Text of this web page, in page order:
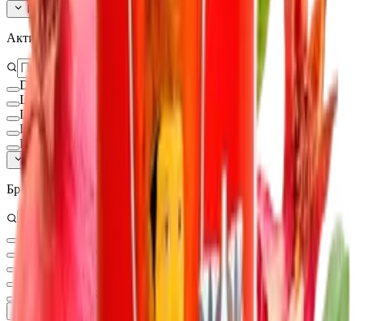
Показать ещё (
Активное вещество
D-манноза
L-аргинин
L-Глицин
L-глутамин
L-глутатион Глутатион
Показать ещё (
Бренд